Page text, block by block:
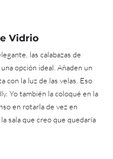
Vidrio
las calabazas de
opción ideal. Añaden un
con la luz de las velas. Eso
Yo también la coloqué en la
en rotarla de vez en
sala que creo que quedaría